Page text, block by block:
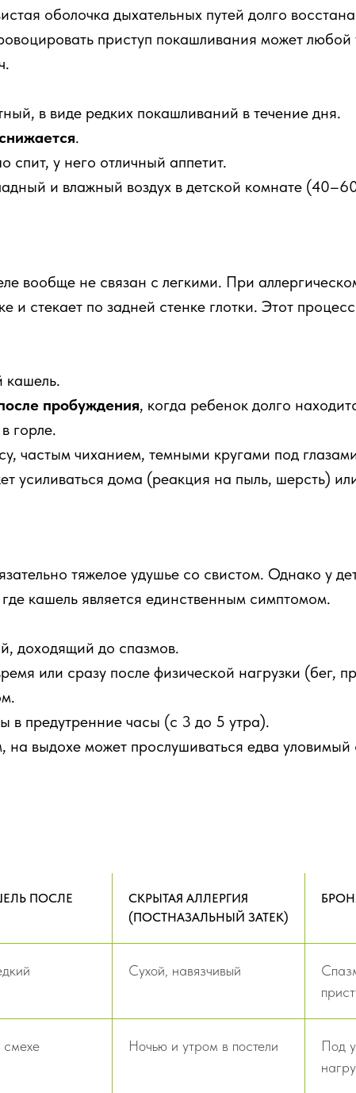
оболочка дыхательных путей долго
приступ покашливания может любой
в виде редких покашливаний в течение дня.
.
спит, у него отличный аппетит.
и влажный воздух в детской комнате
вообще не связан с легкими. При
и стекает по задней стенке глотки. Этот
кашель.
пробуждения, когда ребенок долго
горле.
частым чиханием, темными кругами под
усиливаться дома (реакция на пыль, шерсть)
тяжелое удушье со свистом. Однако у
где кашель является единственным симптомом.
доходящий до спазмов.
или сразу после физической нагрузки (бег,
в предутренние часы (с 3 до 5 утра).
выдохе может прослушиваться едва уловимый
ПОСЛЕ
СКРЫТАЯ АЛЛЕРГИЯ
(ПОСТНАЗАЛЬНЫЙ ЗАТЕК)
Сухой, навязчивый
смехе Ночью и утром в постели
Под